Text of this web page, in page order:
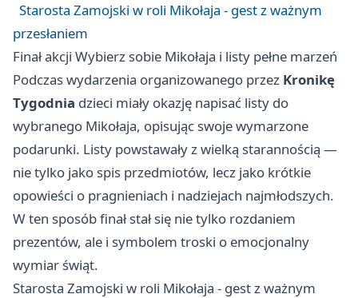
Starosta Zamojski w roli Mikołaja - gest z ważnym
przesłaniem
Finał akcji Wybierz sobie Mikołaja i listy pełne marzeń
Podczas wydarzenia organizowanego przez Kronikę
Tygodnia dzieci miały okazję napisać listy do
wybranego Mikołaja, opisując swoje wymarzone
podarunki. Listy powstawały z wielką starannością —
nie tylko jako spis przedmiotów, lecz jako krótkie
opowieści o pragnieniach i nadziejach najmłodszych.
W ten sposób finał stał się nie tylko rozdaniem
prezentów, ale i symbolem troski o emocjonalny
wymiar świąt.
Starosta Zamojski w roli Mikołaja - gest z ważnym